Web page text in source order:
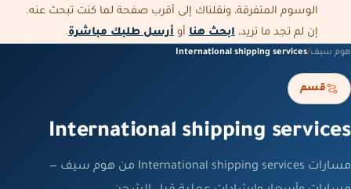
الوسوم المتفرقة، ونقلناك إلى أقرب صفحة لما كنت تبحث عنه.
إن لم تجد ما تريد، ابحث هنا أو أرسل طلبك مباشرة.
هوم سيف/
International shipping services
قسم
International shipping services
مسارات International shipping services من هوم سيف —